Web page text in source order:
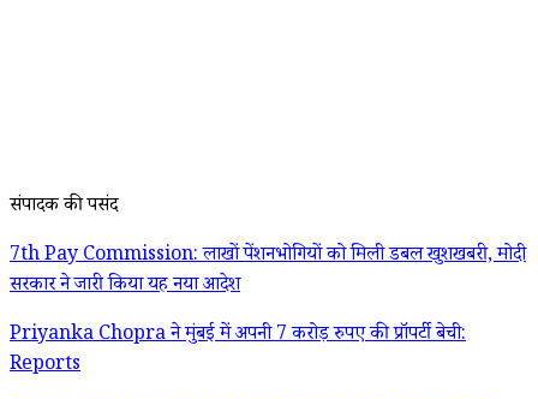
संपादक की पसंद
7th Pay Commission: लाखों पेंशनभोगियों को मिली डबल खुशखबरी, मोदी
सरकार ने जारी किया यह नया आदेश
Priyanka Chopra ने मुंबई में अपनी 7 करोड़ रुपए की प्रॉपर्टी बेची:
Reports